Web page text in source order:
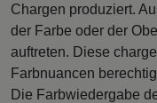
Chargen produziert.
der Farbe oder der
auftreten. Diese
Farbnuancen
Die Farbwiedergabe